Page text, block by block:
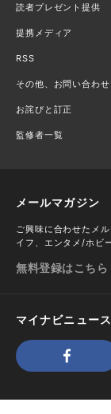
読者プレゼント提供
提携メディア
RSS
その他、お問い合わせ
お詫びと訂正
監修者一覧
メールマガジン
ご興味に合わせたメ
イフ、エンタメ/ホビ
無料登録はこちら
マイナビニュー